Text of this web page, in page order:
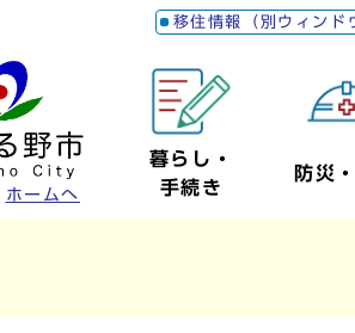
移住情報（別ウィンド
ホームへ
暮らし・
手続き
防災